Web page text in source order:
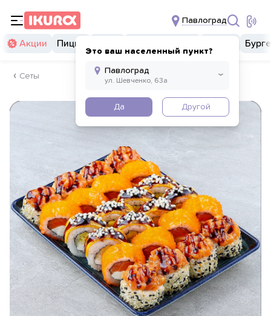
Павлоград
Это ваш населенный пункт?
Да Другой
Акции Пицца
Сеты